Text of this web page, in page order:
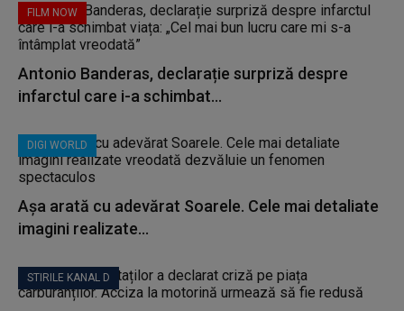
FILM NOW
Antonio Banderas, declarație surpriză despre
infarctul care i-a schimbat...
DIGI WORLD
Așa arată cu adevărat Soarele. Cele mai detaliate
imagini realizate...
STIRILE KANAL D